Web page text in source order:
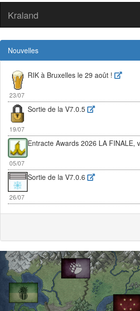
Kraland
Nouvelles
23/07
RIK à Bruxelles le 29 août !
19/07
Sortie de la V7.0.5
05/07
Entracte Awards 2026 LA FINALE,
26/07
Sortie de la V7.0.6
Previous